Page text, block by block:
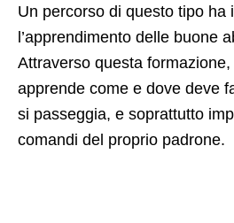
Un percorso di questo tipo ha
l’apprendimento delle buone
Attraverso questa formazione,
apprende come e dove deve
si passeggia, e soprattutto
comandi del proprio padrone.